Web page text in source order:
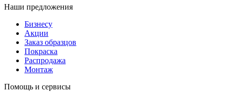
Наши предложения
Бизнесу
Акции
Заказ образцов
Покраска
Распродажа
Монтаж
Помощь и сервисы